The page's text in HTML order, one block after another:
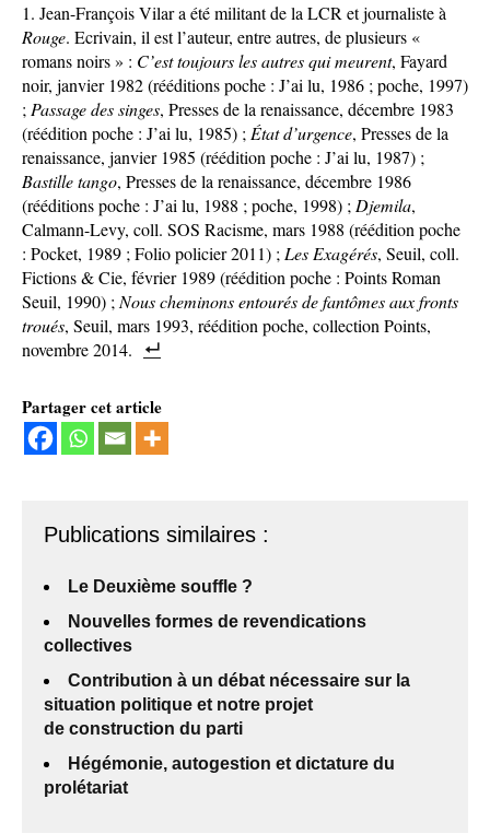
Jean-François Vilar a été militant de la LCR et journaliste à
Rouge. Ecrivain, il est l’auteur, entre autres, de plusieurs «
romans noirs » : C’est toujours les autres qui meurent, Fayard
noir, janvier 1982 (rééditions poche : J’ai lu, 1986 ; poche, 1997)
; Passage des singes, Presses de la renaissance, décembre 1983
(réédition poche : J’ai lu, 1985) ; État d’urgence, Presses de la
renaissance, janvier 1985 (réédition poche : J’ai lu, 1987) ;
Bastille tango, Presses de la renaissance, décembre 1986
(rééditions poche : J’ai lu, 1988 ; poche, 1998) ; Djemila,
Calmann-Levy, coll. SOS Racisme, mars 1988 (réédition poche
: Pocket, 1989 ; Folio policier 2011) ; Les Exagérés, Seuil, coll.
Fictions & Cie, février 1989 (réédition poche : Points Roman
Seuil, 1990) ; Nous cheminons entourés de fantômes aux fronts
troués, Seuil, mars 1993, réédition poche, collection Points,
novembre 2014.
Partager cet article
Publications similaires :
Le Deuxième souffle ?
Nouvelles formes de revendications
collectives
Contribution à un débat nécessaire sur la
situation politique et notre projet
de construction du parti
Hégémonie, autogestion et dictature du
prolétariat